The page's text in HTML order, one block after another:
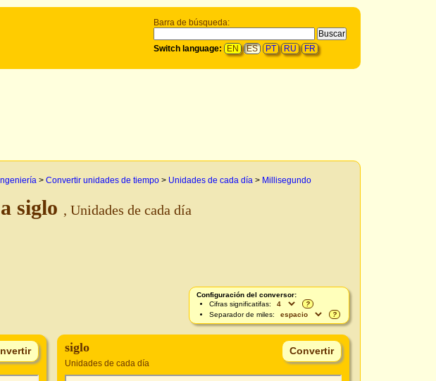
Barra de búsqueda:
Switch language: EN ES PT RU FR
> Convertir unidades de tiempo > Unidades de cada día > Millisegundo
a siglo , Unidades de cada día
Configuración del conversor:
Cifras significatifas:
?
Separador de miles:
?
siglo
Unidades de cada día